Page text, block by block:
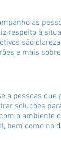
as
respeito à
são
e mais
a pessoas
soluções
o ambiente
bem como no